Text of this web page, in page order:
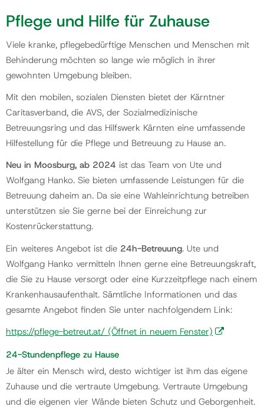
Veranstaltungen
Politik
Gemeinde
Kontakt
Pflege und Hilfe für Zuhause
Viele kranke, pflegebedürftige Menschen und Menschen mit
Behinderung möchten so lange wie möglich in ihrer
gewohnten Umgebung bleiben.
Mit den mobilen, sozialen Diensten bietet der Kärntner
Caritasverband, die AVS, der Sozialmedizinische
Betreuungsring und das Hilfswerk Kärnten eine umfassende
Hilfestellung für die Pflege und Betreuung zu Hause an.
Neu in Moosburg, ab 2024 ist das Team von Ute und
Wolfgang Hanko. Sie bieten umfassende Leistungen für die
Betreuung daheim an. Da sie eine Wahleinrichtung betreiben
unterstützen sie Sie gerne bei der Einreichung zur
Kostenrückerstattung.
Ein weiteres Angebot ist die 24h-Betreuung. Ute und
Wolfgang Hanko vermitteln Ihnen gerne eine Betreuungskraft,
die Sie zu Hause versorgt oder eine Kurzzeitpflege nach einem
Krankenhausaufenthalt. Sämtliche Informationen und das
gesamte Angebot finden Sie unter nachfolgendem Link:
https://pflege-betreut.at/ (Öffnet in neuem Fenster)
24-Stundenpflege zu Hause
Je älter ein Mensch wird, desto wichtiger ist ihm das eigene
Zuhause und die vertraute Umgebung. Vertraute Umgebung
und die eigenen vier Wände bieten Schutz und Geborgenheit.